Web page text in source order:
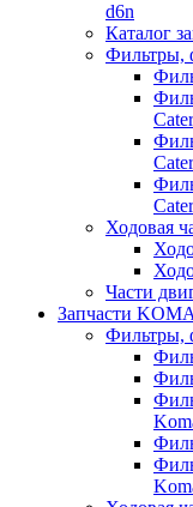
d6n
Каталог
Фильтры,
Ходовая
Части
Запчасти
Фильтры,